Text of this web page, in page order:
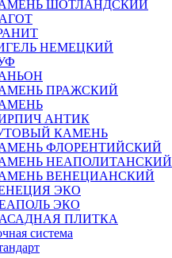
ШОТЛАНДСКИЙ
НЕМЕЦКИЙ
ПРАЖСКИЙ
АНТИК
КАМЕНЬ
ФЛОРЕНТИЙСКИЙ
НЕАПОЛИТАНСКИЙ
ВЕНЕЦИАНСКИЙ
ЭКО
ЭКО
ПЛИТКА
система